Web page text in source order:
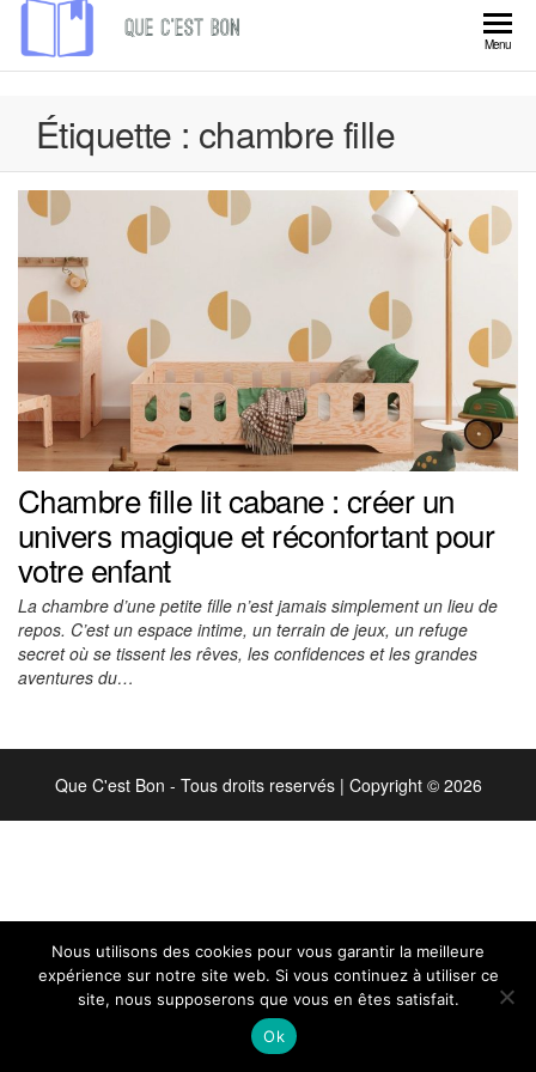
Skip
the
Bon
Menu
Étiquette : chambre fille
Chambre fille lit cabane : créer un
univers magique et réconfortant pour
votre enfant
La chambre d’une petite fille n’est jamais simplement un lieu de
repos. C’est un espace intime, un terrain de jeux, un refuge
secret où se tissent les rêves, les confidences et les grandes
aventures du…
Que C'est Bon - Tous droits reservés | Copyright © 2026
Nous utilisons des cookies pour vous garantir la meilleure
expérience sur notre site web. Si vous continuez à utiliser ce
site, nous supposerons que vous en êtes satisfait.
Ok